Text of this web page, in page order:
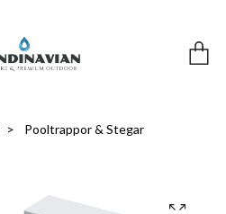
Pooltrappor & Stegar